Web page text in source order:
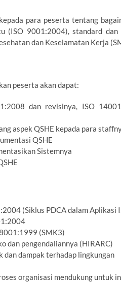
para peserta tentang
(ISO 9001:2004), standard dan
dan Keselamatan Kerja
peserta akan dapat:
dan revisinya, ISO
aspek QSHE kepada para
QSHE
Sistemnya
(Siklus PDCA dalam Aplikasi
(SMK3)
dan pengendaliannya (HIRARC)
dan dampak terhadap lingkungan
organisasi mendukung untuk